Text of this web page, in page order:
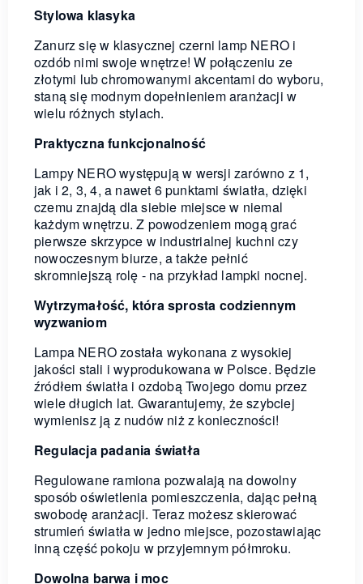
Stylowa klasyka
Zanurz się w klasycznej czerni lamp NERO i
ozdób nimi swoje wnętrze! W połączeniu ze
złotymi lub chromowanymi akcentami do wyboru,
staną się modnym dopełnieniem aranżacji w
wielu różnych stylach.
Praktyczna funkcjonalność
Lampy NERO występują w wersji zarówno z 1,
jak i 2, 3, 4, a nawet 6 punktami światła, dzięki
czemu znajdą dla siebie miejsce w niemal
każdym wnętrzu. Z powodzeniem mogą grać
pierwsze skrzypce w industrialnej kuchni czy
nowoczesnym biurze, a także pełnić
skromniejszą rolę - na przykład lampki nocnej.
Wytrzymałość, która sprosta codziennym
wyzwaniom
Lampa NERO została wykonana z wysokiej
jakości stali i wyprodukowana w Polsce. Będzie
źródłem światła i ozdobą Twojego domu przez
wiele długich lat. Gwarantujemy, że szybciej
wymienisz ją z nudów niż z konieczności!
Regulacja padania światła
Regulowane ramiona pozwalają na dowolny
sposób oświetlenia pomieszczenia, dając pełną
swobodę aranżacji. Teraz możesz skierować
strumień światła w jedno miejsce, pozostawiając
inną część pokoju w przyjemnym półmroku.
Dowolna barwa i moc